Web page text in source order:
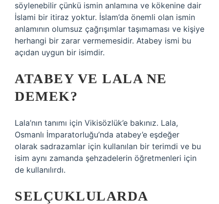
söylenebilir çünkü ismin anlamına ve kökenine dair
İslami bir itiraz yoktur. İslam’da önemli olan ismin
anlamının olumsuz çağrışımlar taşımaması ve kişiye
herhangi bir zarar vermemesidir. Atabey ismi bu
açıdan uygun bir isimdir.
ATABEY VE LALA NE
DEMEK?
Lala’nın tanımı için Vikisözlük’e bakınız. Lala,
Osmanlı İmparatorluğu’nda atabey’e eşdeğer
olarak sadrazamlar için kullanılan bir terimdi ve bu
isim aynı zamanda şehzadelerin öğretmenleri için
de kullanılırdı.
SELÇUKLULARDA